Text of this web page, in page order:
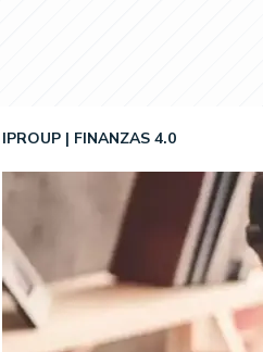
IPROUP FINANZAS 4.0